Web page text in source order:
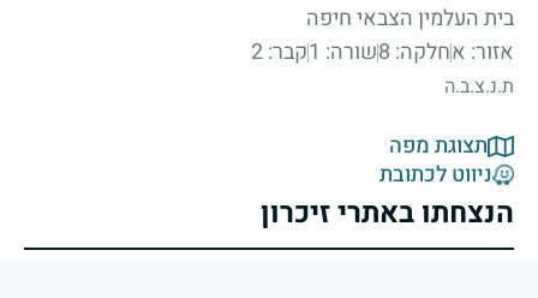
בית העלמין הצבאי חיפה
אזור: אחלקה: 8 שורה: 1 קבר: 2
ת.נ.צ.ב.ה
תצוגת מפה
ניווט לכתובת
הנצחתו באתרי זיכרון